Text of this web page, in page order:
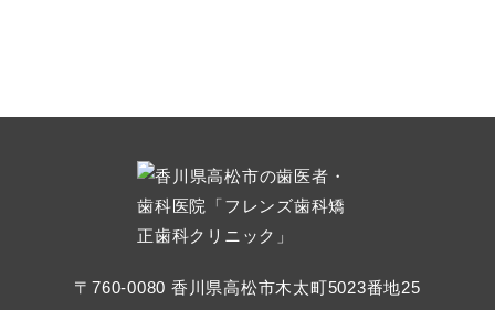
〒760-0080 香川県高松市木太町5023番地25